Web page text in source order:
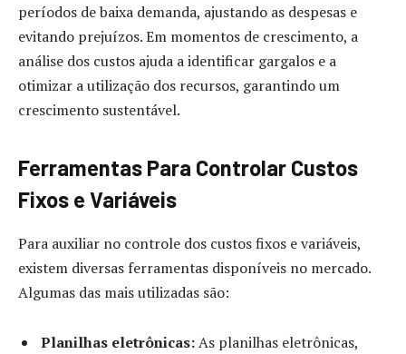
períodos de baixa demanda, ajustando as despesas e
evitando prejuízos. Em momentos de crescimento, a
análise dos custos ajuda a identificar gargalos e a
otimizar a utilização dos recursos, garantindo um
crescimento sustentável.
Ferramentas Para Controlar Custos
Fixos e Variáveis
Para auxiliar no controle dos custos fixos e variáveis,
existem diversas ferramentas disponíveis no mercado.
Algumas das mais utilizadas são:
Planilhas eletrônicas:As planilhas eletrônicas,